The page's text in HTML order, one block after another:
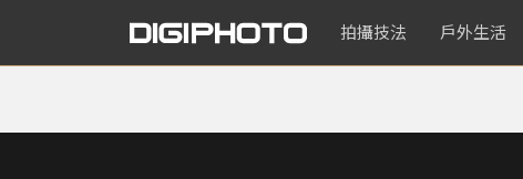
拍攝技法 戶外生活